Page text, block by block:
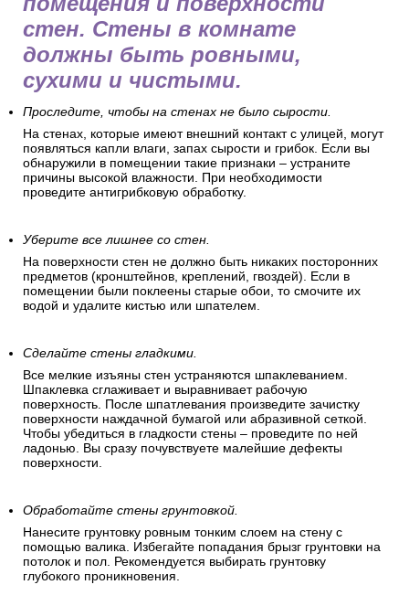
стен. Стены в комнате
должны быть ровными,
сухими и чистыми.
Проследите, чтобы на стенах не было сырости.
На стенах, которые имеют внешний контакт с улицей, могут
появляться капли влаги, запах сырости и грибок. Если вы
обнаружили в помещении такие признаки – устраните
причины высокой влажности. При необходимости
проведите антигрибковую обработку.
Уберите все лишнее со стен.
На поверхности стен не должно быть никаких посторонних
предметов (кронштейнов, креплений, гвоздей). Если в
помещении были поклеены старые обои, то смочите их
водой и удалите кистью или шпателем.
Сделайте стены гладкими.
Все мелкие изъяны стен устраняются шпаклеванием.
Шпаклевка сглаживает и выравнивает рабочую
поверхность. После шпатлевания произведите зачистку
поверхности наждачной бумагой или абразивной сеткой.
Чтобы убедиться в гладкости стены – проведите по ней
ладонью. Вы сразу почувствуете малейшие дефекты
поверхности.
Обработайте стены грунтовкой.
Нанесите грунтовку ровным тонким слоем на стену с
помощью валика. Избегайте попадания брызг грунтовки на
потолок и пол. Рекомендуется выбирать грунтовку
глубокого проникновения.